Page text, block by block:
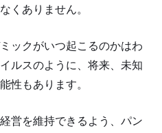
くありません。
ックがいつ起こるのかはわ
ルスのように、将来、未知
性もあります。
営を維持できるよう、パン